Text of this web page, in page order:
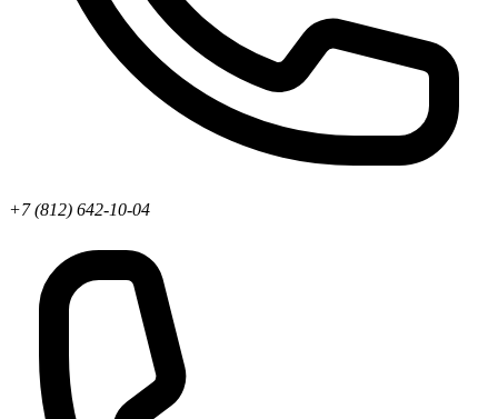
+7 (812) 642-10-04